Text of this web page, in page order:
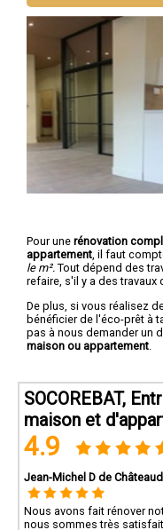
Pour une rénovation
appartement , il faut
le m². Tout dépend des
refaire, s'il y a des travaux
De plus, si vous réalisez
bénéficier de l'éco-prêt à
pas à nous demander un
maison ou appartement
SOCOREBAT,
maison et
4.9
Jean-Michel D de
Nous avons fait rénover
nous sommes très